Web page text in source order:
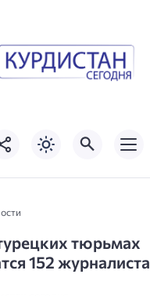
тюрьмах
152 журналиста